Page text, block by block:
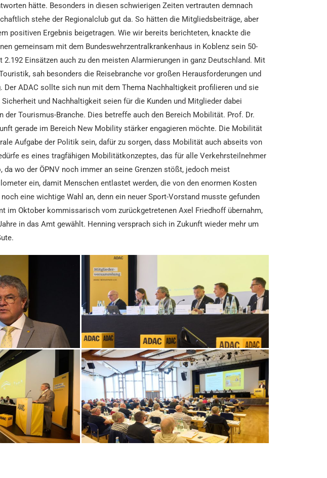
hätte. Besonders in diesen schwierigen Zeiten vertrauten demnach
stehe der Regionalclub gut da. So hätten die Mitgliedsbeiträge, aber
positiven Ergebnis beigetragen. Wie wir bereits berichteten, knackte die
gemeinsam mit dem Bundeswehrzentralkrankenhaus in Koblenz sein 50-
Einsätzen auch zu den meisten Alarmierungen in ganz Deutschland. Mit
sah besonders die Reisebranche vor großen Herausforderungen und
ADAC sollte sich nun mit dem Thema Nachhaltigkeit profilieren und sie
und Nachhaltigkeit seien für die Kunden und Mitglieder dabei
Tourismus-Branche. Dies betreffe auch den Bereich Mobilität. Prof. Dr.
gerade im Bereich New Mobility stärker engagieren möchte. Die Mobilität
Aufgabe der Politik sein, dafür zu sorgen, dass Mobilität auch abseits von
es eines tragfähigen Mobilitätkonzeptes, das für alle Verkehrsteilnehmer
wo der ÖPNV noch immer an seine Grenzen stößt, jedoch meist
ein, damit Menschen entlastet werden, die von den enormen Kosten
eine wichtige Wahl an, denn ein neuer Sport-Vorstand musste gefunden
im Oktober kommissarisch vom zurückgetretenen Axel Friedhoff übernahm,
in das Amt gewählt. Henning versprach sich in Zukunft wieder mehr um